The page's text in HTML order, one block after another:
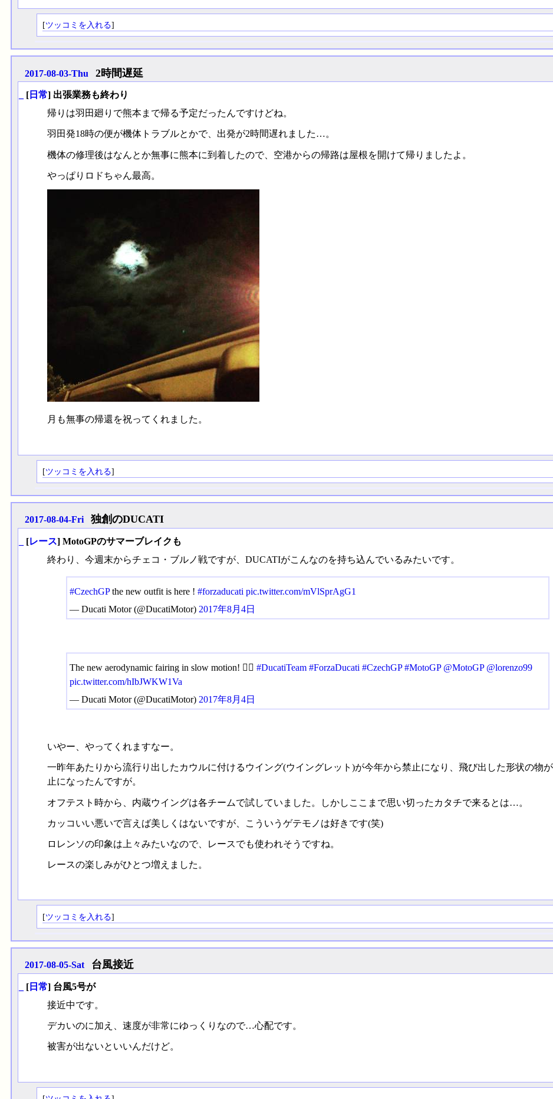
[ツッコミを入れる]
2017-08-03-Thu 2時間遅延
[日常] 出張業務も終わり
帰りは羽田廻りで熊本まで帰る予定だったんですけどね。
羽田発18時の便が機体トラブルとかで、出発が2時間遅れました…。
機体の修理後はなんとか無事に熊本に到着したので、空港からの帰路は屋根を開けて帰りましたよ。
やっぱりロドちゃん最高。
月も無事の帰還を祝ってくれました。
[ツッコミを入れる]
2017-08-04-Fri 独創のDUCATI
[レース] MotoGPのサマーブレイクも
終わり、今週末からチェコ・ブルノ戦ですが、DUCATIがこんなのを持ち込んでいるみたいです。
#CzechGPthe new outfit is here ! #forzaducati pic.twitter.com/mVlSprAgG1
— Ducati Motor (@DucatiMotor) 2017年8月4日
The new aerodynamic fairing in slow motion! ✊🏻 #DucatiTeam #ForzaDucati #CzechGP #MotoGP @MotoGP @lorenzo99
pic.twitter.com/hIbJWKW1Va
— Ducati Motor (@DucatiMotor) 2017年8月4日
いやー、やってくれますなー。
一昨年あたりから流行り出したカウルに付けるウイング(ウイングレット)が今年から禁止になり、飛び出した形状の物
止になったんですが。
オフテスト時から、内蔵ウイングは各チームで試していました。しかしここまで思い切ったカタチで来るとは…。
カッコいい悪いで言えば美しくはないですが、こういうゲテモノは好きです(笑)
ロレンソの印象は上々みたいなので、レースでも使われそうですね。
レースの楽しみがひとつ増えました。
[ツッコミを入れる]
2017-08-05-Sat 台風接近
[日常] 台風5号が
接近中です。
デカいのに加え、速度が非常にゆっくりなので…心配です。
被害が出ないといいんだけど。